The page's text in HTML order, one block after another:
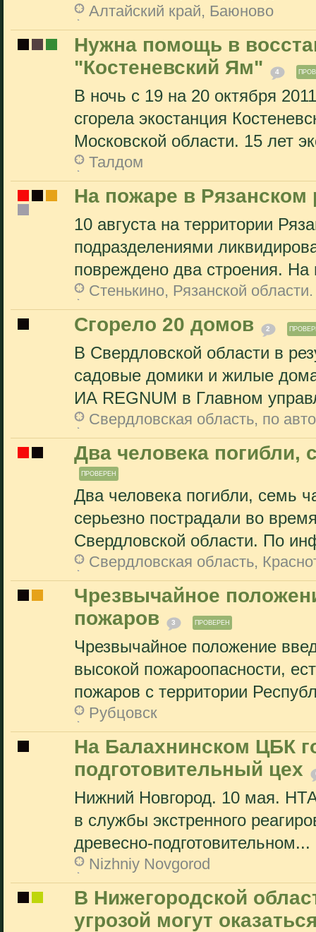
Алтайский край, Баюново
Нужна помощь в
"Костеневский Ям"
4
В ночь с 19 на 20 октября
сгорела экостанция
Московской области. 15 лет
Талдом
На пожаре в Рязанском
10 августа на территории
подразделениями
повреждено два строения. На
Стенькино, Рязанской области.
Сгорело 20 домов 2
В Свердловской области в
садовые домики и жилые
ИА REGNUM в Главном
Свердловская область, по
Два человека погибли,
ПРОВЕРЕН
Два человека погибли, семь
серьезно пострадали во
Свердловской области. По
Свердловская область,
Чрезвычайное
пожаров
3 ПРОВЕРЕН
Чрезвычайное положение
высокой пожароопасности,
пожаров с территории
Рубцовск
На Балахнинском ЦБК
подготовительный цех
Нижний Новгород. 10 мая.
в службы экстренного
древесно-подготовительном...
Nizhniy Novgorod
В Нижегородской
угрозой могут